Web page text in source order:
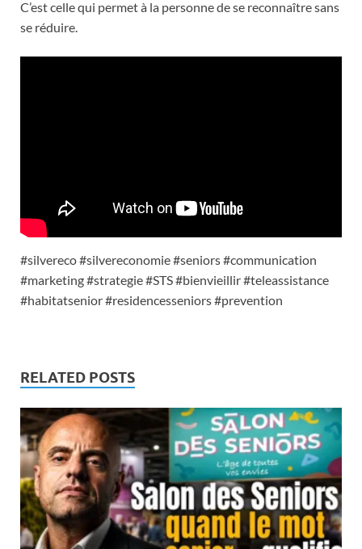
C’est celle qui permet à la personne de se reconnaître sans
se réduire.
#silvereco #silvereconomie #seniors #communication
#marketing #strategie #STS #bienvieillir #teleassistance
#habitatsenior #residencesseniors #prevention
RELATED POSTS